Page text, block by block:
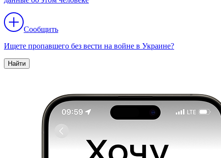
Сообщить
Ищете пропавшего без вести на войне в Украине?
Найти